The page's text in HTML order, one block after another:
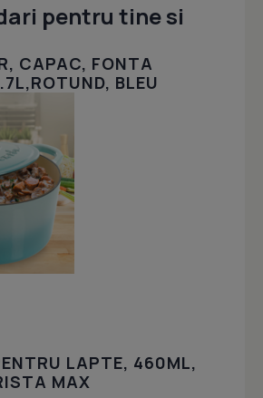
pentru tine si
CAPAC, FONTA
BLEU
LAPTE, 460ML,
MAX